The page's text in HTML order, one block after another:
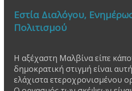
Εστία Διαλόγου,
Πολιτισμού
Η αξέχαστη Μαλβίνα είπε
δημοκρατική στιγμή είναι
ελάχιστα ετεροχρονισμένου